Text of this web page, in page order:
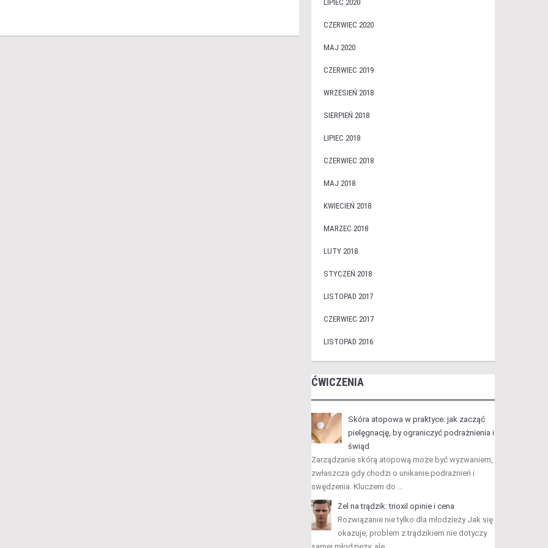
LIPIEC 2020
CZERWIEC 2020
MAJ 2020
CZERWIEC 2019
WRZESIEŃ 2018
SIERPIEŃ 2018
LIPIEC 2018
CZERWIEC 2018
MAJ 2018
KWIECIEŃ 2018
MARZEC 2018
LUTY 2018
STYCZEŃ 2018
LISTOPAD 2017
CZERWIEC 2017
LISTOPAD 2016
ĆWICZENIA
Skóra atopowa w praktyce: jak zacząć
pielęgnację, by ograniczyć podrażnienia i
świąd
Zarządzanie skórą atopową może być wyzwaniem,
zwłaszcza gdy chodzi o unikanie podrażnień i
swędzenia. Kluczem do …
Żel na trądzik: trioxil opinie i cena
Rozwiązanie nie tylko dla młodzieży Jak się
okazuje, problem z trądzikiem nie dotyczy